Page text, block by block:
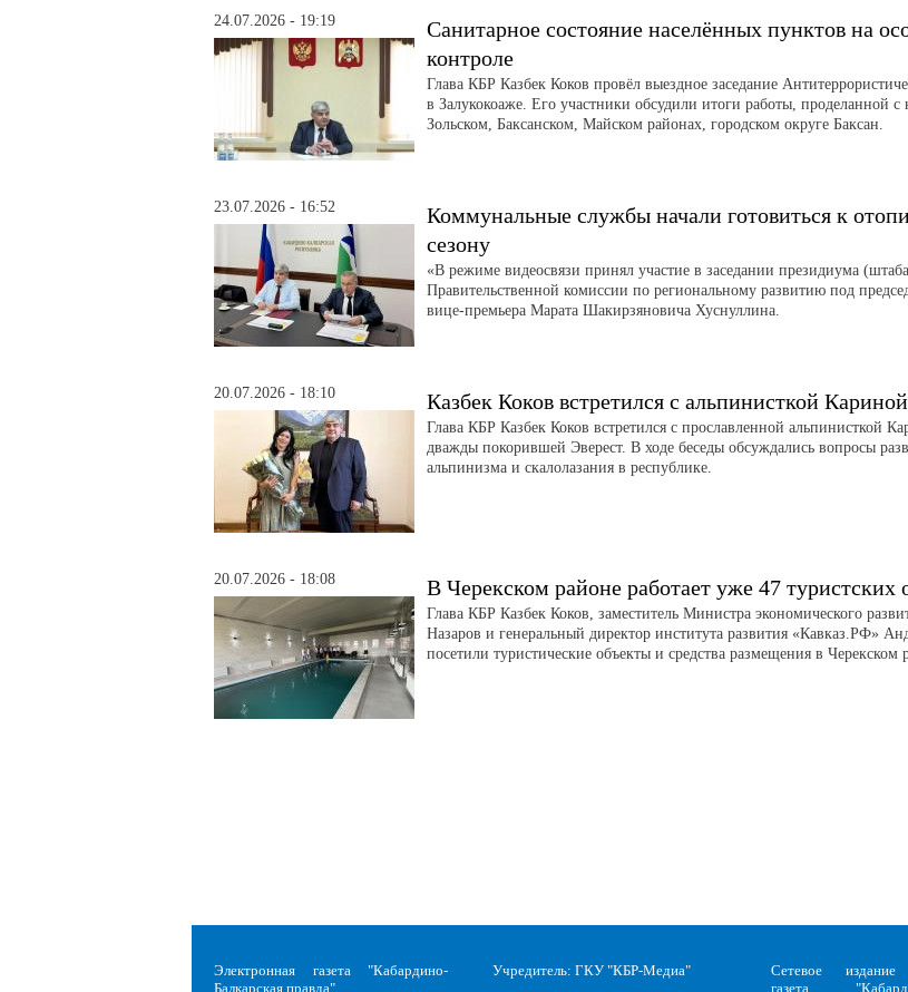
24.07.2026 - 19:19
Санитарное состояние населённых пунктов на
контроле
Глава КБР Казбек Коков провёл выездное заседание
в Залукокоаже. Его участники обсудили итоги работы, проделанной с
Зольском, Баксанском, Майском районах, городском округе Баксан.
23.07.2026 - 16:52
Коммунальные службы начали готовиться к
сезону
«В режиме видеосвязи принял участие в заседании президиума
Правительственной комиссии по региональному развитию под
вице-премьера Марата Шакирзяновича Хуснуллина.
20.07.2026 - 18:10 Казбек Коков встретился с альпинисткой
Глава КБР Казбек Коков встретился с прославленной альпинисткой
дважды покорившей Эверест. В ходе беседы обсуждались вопросы
альпинизма и скалолазания в республике.
20.07.2026 - 18:08 В Черекском районе работает уже 47 туристских
Глава КБР Казбек Коков, заместитель Министра экономического
Назаров и генеральный директор института развития «Кавказ.РФ»
посетили туристические объекты и средства размещения в Черекском
Электронная газета "Кабардино-
Балкарская правда"
Учредитель: ГКУ "КБР-Медиа"
Сетевое издание
газета